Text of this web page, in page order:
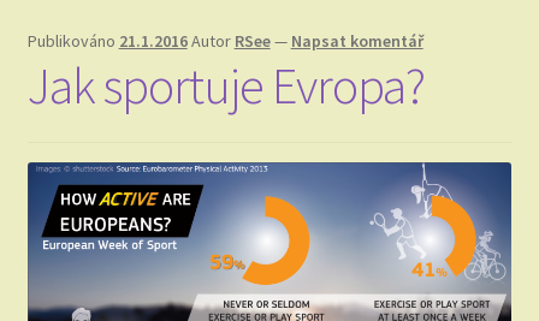
Proč?
Meteostanice
Publikováno 21.1.2016Autor RSee— Napsat komentář
Jak sportuje Evropa?